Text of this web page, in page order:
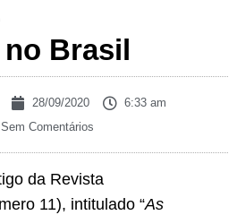
Brasil
28/09/2020
6:33 am
Sem Comentários
da Revista
11), intitulado “As